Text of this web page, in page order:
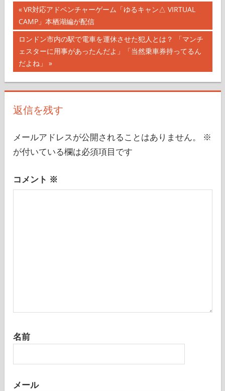
投
稿
ナ
ビ
ゲ
ー
ョ
前
の
記
事:
VR対応アドベンチャーゲーム「ゆるキャン△ VIRTUAL
CAMP」本栖湖編が配信
次
の
記
事:
ロンドン市内の駅で電車を運休させた犯人とは？ 「マンチ
ェスターに用事があったんだよ」「当然乗車券持ってるん
だよね」
返信を残す
メールアドレスが公開されることはありません。
※
が付いている欄は必須項目です
コメント ※
名前
メール